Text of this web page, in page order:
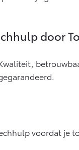
BATTERIJ- door
voordat je